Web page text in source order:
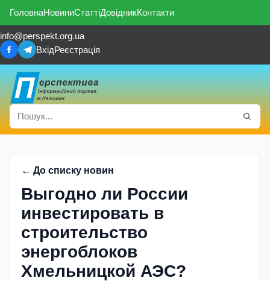
ГоловнаНовиниСтаттіДовідникКонтакти
info@perspekt.org.ua
ВхідРеєстрація
← До списку новин
Выгодно ли России
инвестировать в
строительство
энергоблоков
Хмельницкой АЭС?